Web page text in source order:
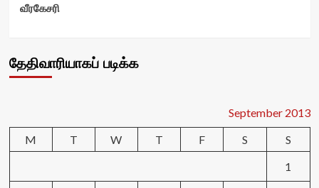
வீரகேசரி
தேதிவாரியாகப் படிக்க
September 2013
M
T W T F S
S
1